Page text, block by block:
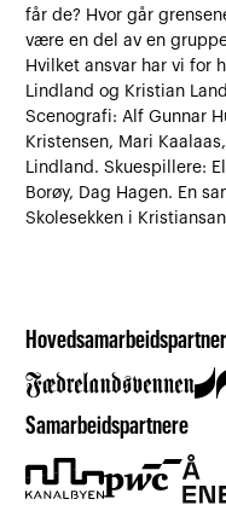
får de? Hvor går
være en del av en
Hvilket ansvar har vi for
Lindland og Kristian
Scenografi: Alf Gunnar
Kristensen, Mari
Lindland. Skuespillere:
Borøy, Dag Hagen. En
Skolesekken i
Samarbeidspartnere